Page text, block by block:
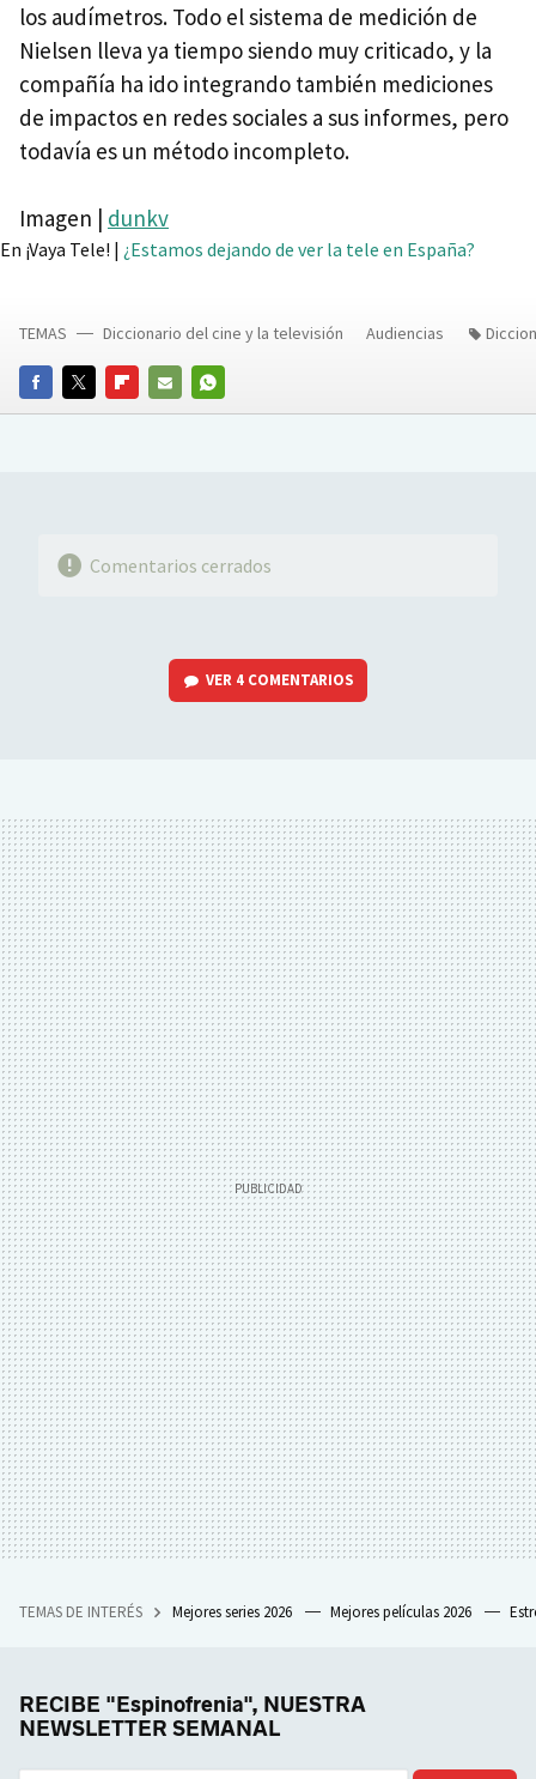
los audímetros. Todo el sistema de medición de
Nielsen lleva ya tiempo siendo muy criticado, y la
compañía ha ido integrando también mediciones
de impactos en redes sociales a sus informes, pero
todavía es un método incompleto.
Imagen | dunkv
En ¡Vaya Tele! | ¿Estamos dejando de ver la tele en España?
FACEBOOKTWITTERFLIPBOARD
E-
WHATSAPP
TEMAS Diccionario del cine y la televisión Audiencias
Comentarios cerrados
VER 4 COMENTARIOS
TEMAS DE INTERÉS Mejores series 2026 Mejores películas 2026
RECIBE "Espinofrenia", NUESTRA
NEWSLETTER SEMANAL